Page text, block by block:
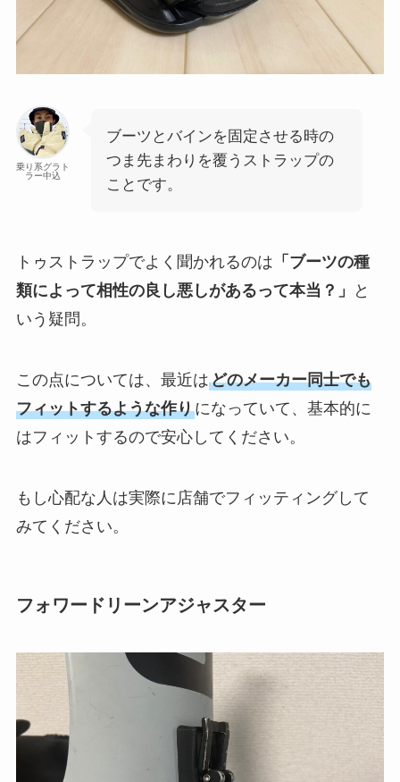
乗り系グラト
ラー中込
ブーツとバインを固定させる時の
つま先まわりを覆うストラップの
ことです。
トゥストラップでよく聞かれるのは 「ブーツの種
類によって相性の良し悪しがあるって本当？」
と
いう疑問。
この点については、最近はどのメーカー同士でも
フィットするような作りになっていて、基本的に
はフィットするので安心してください。
もし心配な人は実際に店舗でフィッティングして
みてください。
フォワードリーンアジャスター